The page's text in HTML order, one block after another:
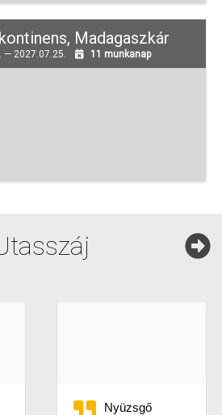
Madagaszkár
— 2027.07.25. 11 munkanap
Nyüzsgő